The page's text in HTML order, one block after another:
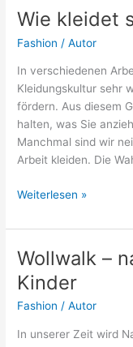
Tipps
und
Wie kleidet
Fashion /Autor
In verschiedenen
Kleidungskultur sehr
fördern. Aus diesem
halten, was Sie
Manchmal sind wir
Arbeit kleiden. Die
Wie
sich
Lady?
Weiterlesen »
Wollwalk –
Kinder
Fashion /Autor
In unserer Zeit wird